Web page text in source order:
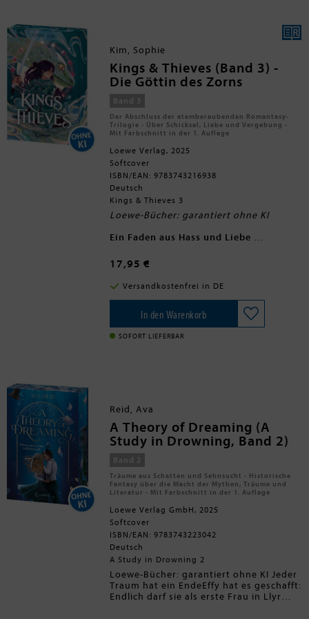
Kim, Sophie
Kings & Thieves (Band 3) -
Die Göttin des Zorns
Band 3
Der Abschluss der atemberaubenden Romantasy-
Trilogie - Über Schicksal, Liebe und Vergebung -
Mit Farbschnitt in der 1. Auflage
Loewe Verlag, 2025
Softcover
ISBN/EAN: 9783743216938
Deutsch
Kings & Thieves 3
Loewe-Bücher: garantiert ohne KI
Ein Faden aus Hass und Liebe
fassen, was passiert ist: Die
Prophezeiung hat Linas Körper
eingenommen. Seitdem führt sie als
selbsternannte Göttin des Zorns Krieg
gegen die Drei Königreiche. An ihrer
Seite: die Furcht einflößenden Imugi.
Die echte Lina ist dagegen gefangen in
ihrem eigenen Kopf. Nur Rui kann sie
Das mitreißende Finale der Romantasy-
Trilogie
Im fulminanten Abschluss von Sophie
KimsRomantasy-Reihedreht sich alles
umSchicksal, Liebe,Vergebungund die
Folgen von
koreanischer Mythologie
spannende Fantasyweltentführt!
- Band 3 der packenden Romantasy-
Trilogie von
BestsellerautorinSophie Kim
- Basierend auf
vollermystischer Wesen
Riesenschlangen Imugi, einer Gumiho
(einer neunschwänzigen Füchsin),
Dokkaebi und Götter
- Mit einer prickelndenund
17,95 €
Versandkostenfrei in DE
In den Warenkorb
SOFORT LIEFERBAR
Reid, Ava
A Theory of Dreaming (A
Study in Drowning, Band 2)
Band 2
Träume aus Schatten und Sehnsucht - Historische
Fantasy über die Macht der Mythen, Träume und
Literatur - Mit Farbschnitt in der 1. Auflage
Loewe Verlag GmbH, 2025
Softcover
ISBN/EAN: 9783743223042
Deutsch
A Study in Drowning 2
Loewe-Bücher: garantiert ohne KI Jeder
Traum hat ein EndeEffy hat es geschafft:
Endlich darf sie als erste Frau in Llyr